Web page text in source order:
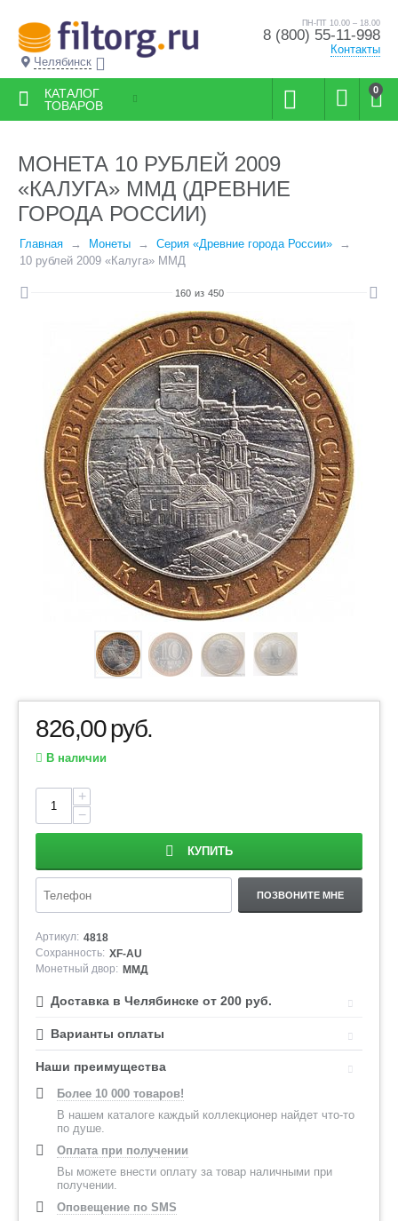
Челябинск
ПН-ПТ 10.00 – 18.00
8 (800) 55-11-998
Контакты
0
КАТАЛОГ
ТОВАРОВ
МОНЕТА 10 РУБЛЕЙ 2009
«КАЛУГА» ММД (ДРЕВНИЕ
ГОРОДА РОССИИ)
Главная Монеты
Серия «Древние города России»
10 рублей 2009 «Калуга» ММД
160 из 450
826,00руб.
В наличии
+
−
КУПИТЬ
ПОЗВОНИТЕ МНЕ
Артикул: 4818
Сохранность: XF-AU
Монетный двор: ММД
Доставка в Челябинске от 200 руб.
Варианты оплаты
Наши преимущества
Более 10 000 товаров!
В нашем каталоге каждый коллекционер найдет что-то
по душе.
Оплата при получении
Вы можете внести оплату за товар наличными при
получении.
Оповещение по SMS